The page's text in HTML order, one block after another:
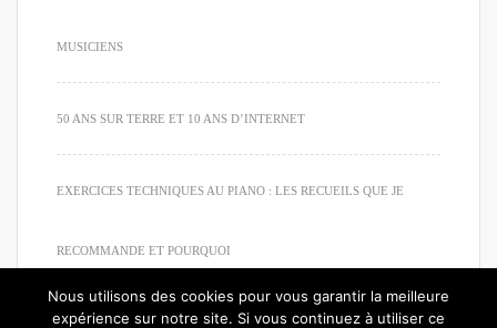
MUSICIENS
50 ANS SUR TERRE ET 10 ANS D’INTERNET
EXERCICES TECHNIQUES AU PIANO : LES RECUEILS QUE JE
RECOMMANDE ET POURQUOI
Nous utilisons des cookies pour vous garantir la meilleure
expérience sur notre site. Si vous continuez à utiliser ce